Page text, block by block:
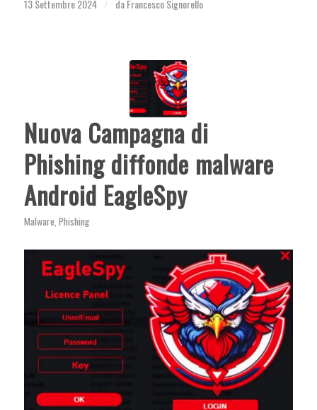
13 Settembre 2024 / daFrancesco Signorello
Nuova Campagna di
Phishing diffonde malware
Android EagleSpy
Malware Phishing